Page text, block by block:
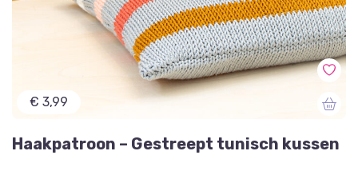
€ 3,99
Haakpatroon – Gestreept tunisch kussen